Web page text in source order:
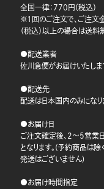
全国一律：770円（税込）
※1回のご注文で、ご注文
（税込）以上の場合は送料
●配送業者
佐川急便がお届けいたしま
●配送先
配送は日本国内のみになり
●お届け日
ご注文確定後、2～5営業
となります。(予約商品は除
発送はございません)
●お届け時間指定